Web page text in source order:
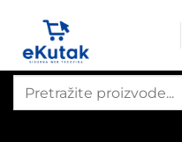
content
search